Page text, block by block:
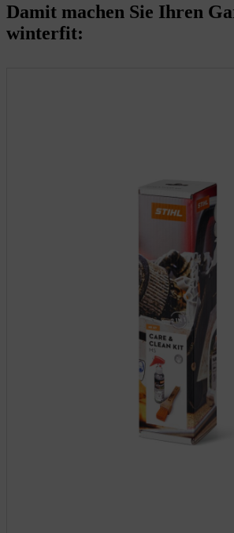
Damit machen Sie Ihren
winterfit: